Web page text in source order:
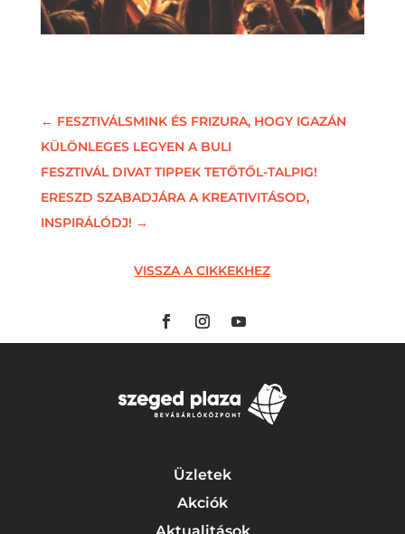
← FESZTIVÁLSMINK ÉS FRIZURA, HOGY IGAZÁN
KÜLÖNLEGES LEGYEN A BULI
FESZTIVÁL DIVAT TIPPEK TETŐTŐL-TALPIG!
ERESZD SZABADJÁRA A KREATIVITÁSOD,
INSPIRÁLÓDJ! →
VISSZA A CIKKEKHEZ
Üzletek
Akciók
Aktualitások